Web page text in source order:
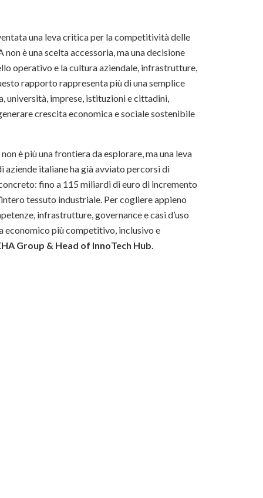
una leva critica per la competitività delle
non è una scelta accessoria, ma una decisione
operativo e la cultura aziendale, infrastrutture,
rapporto rappresenta più di una semplice
università, imprese, istituzioni e cittadini,
crescita economica e sociale sostenibile
è più una frontiera da esplorare, ma una leva
aziende italiane ha già avviato percorsi di
fino a 115 miliardi di euro di incremento
tessuto industriale. Per cogliere appieno
infrastrutture, governance e casi d’uso
economico più competitivo, inclusivo e
Group & Head of InnoTech Hub.